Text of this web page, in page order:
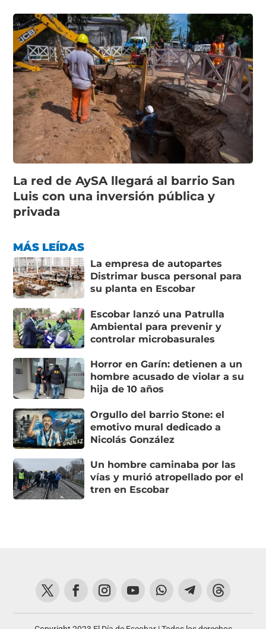
La red de AySA llegará al barrio San
Luis con una inversión pública y
privada
MÁS LEÍDAS
La empresa de autopartes
Distrimar busca personal para
su planta en Escobar
Escobar lanzó una Patrulla
Ambiental para prevenir y
controlar microbasurales
Horror en Garín: detienen a un
hombre acusado de violar a su
hija de 10 años
Orgullo del barrio Stone: el
emotivo mural dedicado a
Nicolás González
Un hombre caminaba por las
vías y murió atropellado por el
tren en Escobar